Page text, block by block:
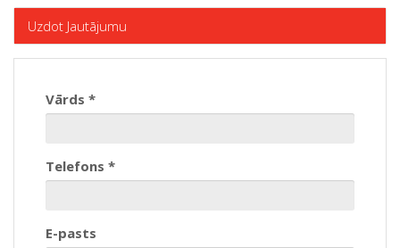
Uzdot Jautājumu
Vārds *
Telefons *
E-pasts